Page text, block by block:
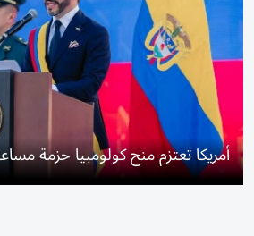
أمريكا تعتزم منح كولومبيا حزمة